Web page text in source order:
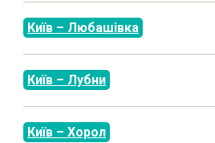
Київ – Любашівка
Київ – Лубни
Київ – Хорол